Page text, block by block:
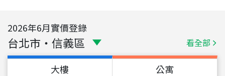
2026年6月實價登錄
台北市 ・ 信義區 看全部
大樓 公寓